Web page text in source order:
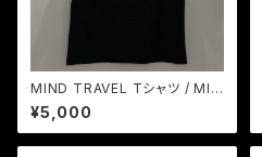
MIND TRAVEL Tシャツ / MIN
D TRAVEL T-Shirt
¥5,000